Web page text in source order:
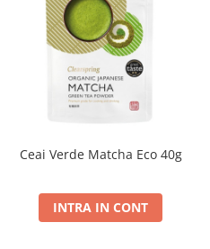
COSMETICE
REMEDII NATURISTE
TOATE PRODUSELE
Ceai Verde Matcha Eco 40g
INTRA IN CONT